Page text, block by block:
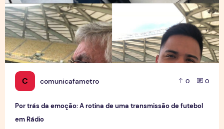
C comunicafametro 0 0
Por trás da emoção: A rotina de uma transmissão de futebol
em Rádio